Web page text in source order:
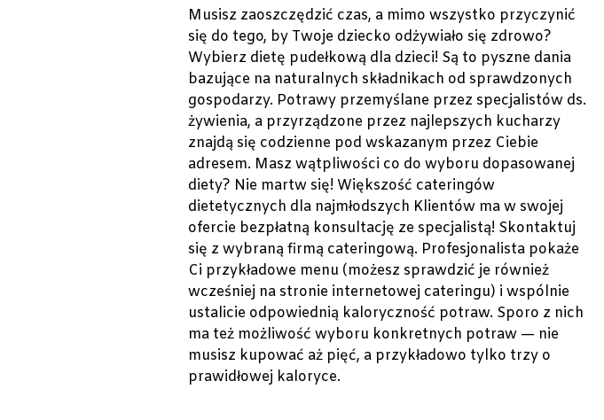
Musisz zaoszczędzić czas, a mimo wszystko przyczynić
się do tego, by Twoje dziecko odżywiało się zdrowo?
Wybierz dietę pudełkową dla dzieci! Są to pyszne dania
bazujące na naturalnych składnikach od sprawdzonych
gospodarzy. Potrawy przemyślane przez specjalistów ds.
żywienia, a przyrządzone przez najlepszych kucharzy
znajdą się codzienne pod wskazanym przez Ciebie
adresem. Masz wątpliwości co do wyboru dopasowanej
diety? Nie martw się! Większość cateringów
dietetycznych dla najmłodszych Klientów ma w swojej
ofercie bezpłatną konsultację ze specjalistą! Skontaktuj
się z wybraną firmą cateringową. Profesjonalista pokaże
Ci przykładowe menu (możesz sprawdzić je również
wcześniej na stronie internetowej cateringu) i wspólnie
ustalicie odpowiednią kaloryczność potraw. Sporo z nich
ma też możliwość wyboru konkretnych potraw — nie
musisz kupować aż pięć, a przykładowo tylko trzy o
prawidłowej kaloryce.